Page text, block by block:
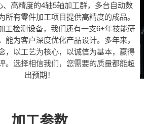
、高精度的4轴5轴加工群，多台自动数
所有零件加工项目提供高精度的成品。
工检测设备，我们还有一支6+年技能研
能为客户深度优化产品设计。多年来，
，以工艺为核心，以诚信为基本，赢得
。选择相信我们，您需要的质量都能超
出预期！